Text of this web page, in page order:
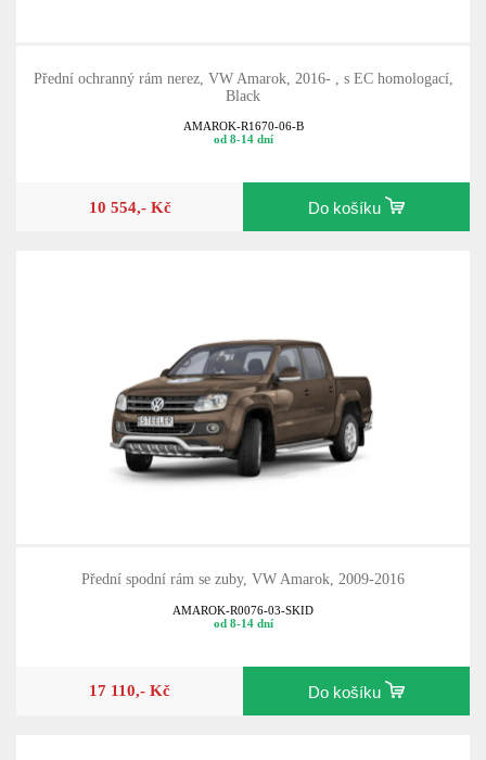
Přední ochranný rám nerez, VW Amarok, 2016- , s EC homologací,
Black
AMAROK-R1670-06-B
od 8-14 dní
10 554,- Kč Do košíku
Přední spodní rám se zuby, VW Amarok, 2009-2016
AMAROK-R0076-03-SKID
od 8-14 dní
17 110,- Kč Do košíku